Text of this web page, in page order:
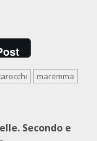
maremma
Secondo e